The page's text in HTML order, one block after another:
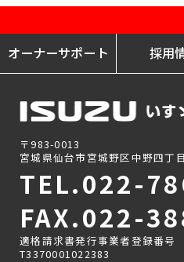
オーナーサポート 採用
〒983-0013
宮城県仙台市宮城野区中野四丁
TEL.022-
FAX.022-
適格請求書発行事業者登録番号
T3370001022383